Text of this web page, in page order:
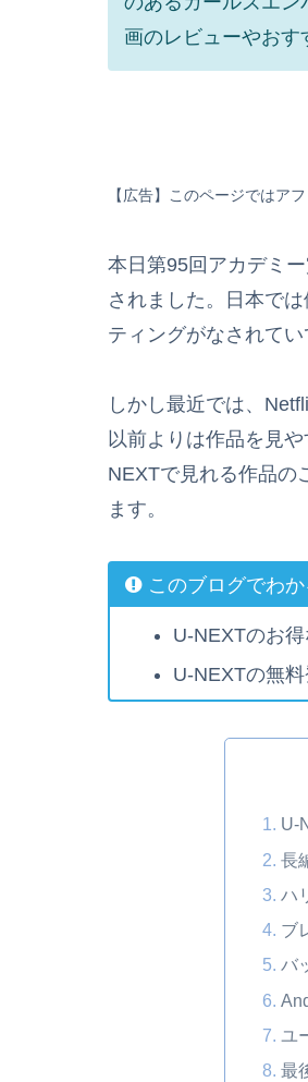
画のレビューやおす
【広告】このページではア
本日第95回アカデミ
されました。日本で
ティングがなされて
しかし最近では、
以前よりは作品を見
NEXTで見れる作品の
ます。
このブログでわか
U-NEXTのお
U-NEXTの無
U-
長
ハ
ブ
バ
ユ
最